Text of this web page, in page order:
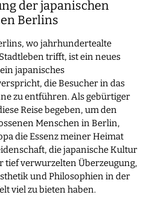
der japanischen
Berlins
wo jahrhundertealte
trifft, ist ein neues
japanisches
die Besucher in das
zu entführen. Als gebürtiger
Reise begeben, um den
Menschen in Berlin,
die Essenz meiner Heimat
die japanische Kultur
tief verwurzelten Überzeugung,
und Philosophien in der
viel zu bieten haben.